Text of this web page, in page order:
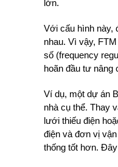
lớn.
Với cấu hình này,
nhau. Vì vậy,
số (frequency
hoãn đầu tư
Ví dụ, một dự án
nhà cụ thể. Thay
lưới thiếu điện
điện và đơn vị
thống tốt hơn.